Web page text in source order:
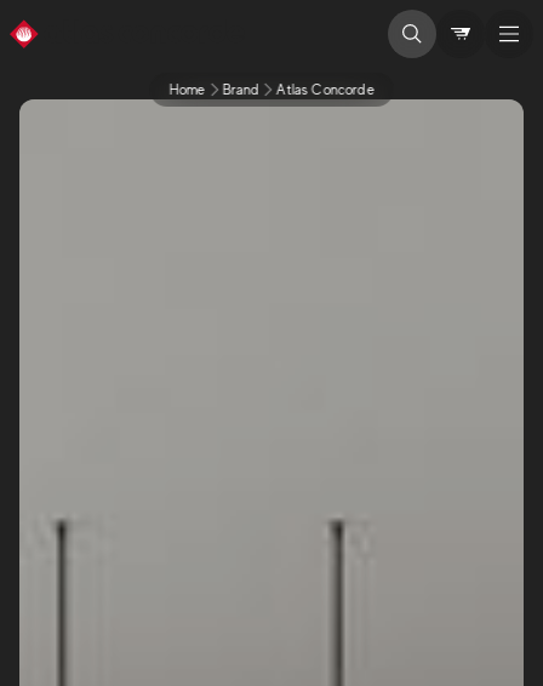
Home Brand Atlas Concorde